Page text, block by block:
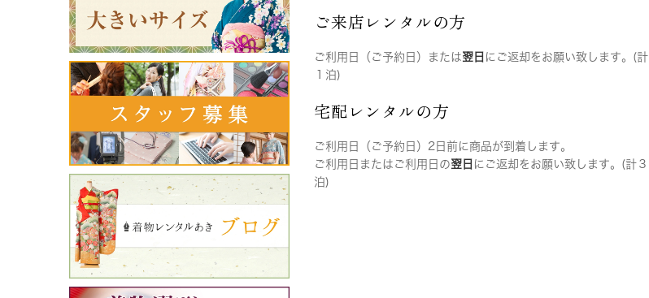
ご来店レンタルの方
ご利用日（ご予約日）または翌日 にご返却をお願い致します。(計
１泊)
宅配レンタルの方
ご利用日（ご予約日）2日前に商品が到着します。
ご利用日またはご利用日の翌日 にご返却をお願い致します。(計３
泊)